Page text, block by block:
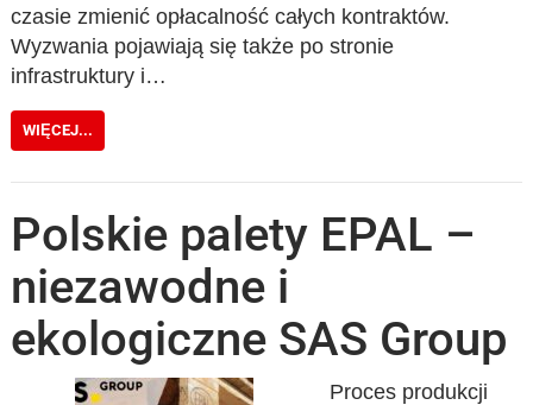
czasie zmienić opłacalność całych kontraktów.
Wyzwania pojawiają się także po stronie
infrastruktury i…
WIĘCEJ...
Polskie palety EPAL –
niezawodne i
ekologiczne SAS Group
Proces produkcji